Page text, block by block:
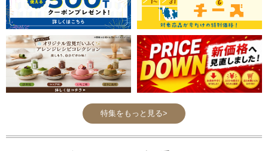
特集をもっと見る>